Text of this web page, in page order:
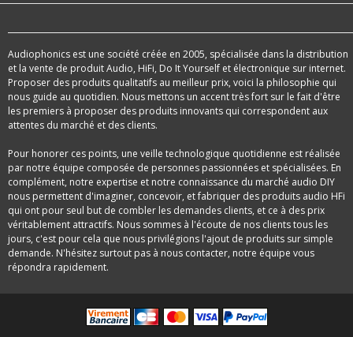
Audiophonics est une société créée en 2005, spécialisée dans la distribution
et la vente de produit Audio, HiFi, Do It Yourself et électronique sur internet.
Proposer des produits qualitatifs au meilleur prix, voici la philosophie qui
nous guide au quotidien. Nous mettons un accent très fort sur le fait d'être
les premiers à proposer des produits innovants qui correspondent aux
attentes du marché et des clients.
Pour honorer ces points, une veille technologique quotidienne est réalisée
par notre équipe composée de personnes passionnées et spécialisées. En
complément, notre expertise et notre connaissance du marché audio DIY
nous permettent d'imaginer, concevoir, et fabriquer des produits audio HFi
qui ont pour seul but de combler les demandes clients, et ce à des prix
véritablement attractifs. Nous sommes à l'écoute de nos clients tous les
jours, c'est pour cela que nous privilégions l'ajout de produits sur simple
demande. N'hésitez surtout pas à nous contacter, notre équipe vous
répondra rapidement.